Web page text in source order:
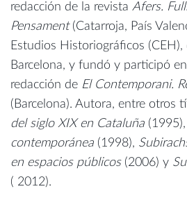
redacción de la revista Afers.
Pensament(Catarroja, País
Estudios Historiográficos
Barcelona, y fundó y participó
redacción de El Contemporani.
(Barcelona). Autora, entre otros
del siglo XIX en Cataluña (1995),
contemporánea (1998),
en espacios públicos(2006) y
( 2012).